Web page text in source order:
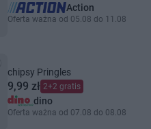
Action
Oferta ważna od 05.08 do 11.08
chipsy Pringles
9,99 zł 2+2 gratis
dino
Oferta ważna od 07.08 do 08.08